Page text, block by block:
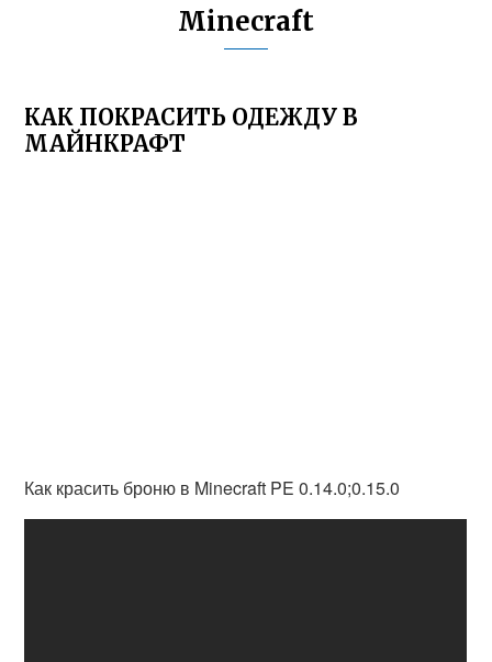
Minecraft
КАК ПОКРАСИТЬ ОДЕЖДУ В
МАЙНКРАФТ
Как красить броню в Minecraft PE 0.14.0;0.15.0